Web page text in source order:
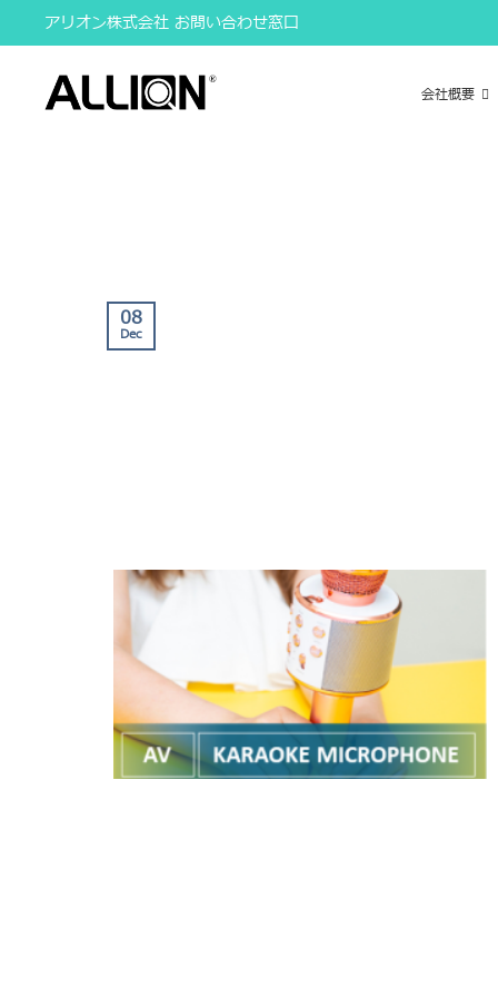
to
content
アリオン株式会社 お問い合わせ窓口
会社概要
08
Dec